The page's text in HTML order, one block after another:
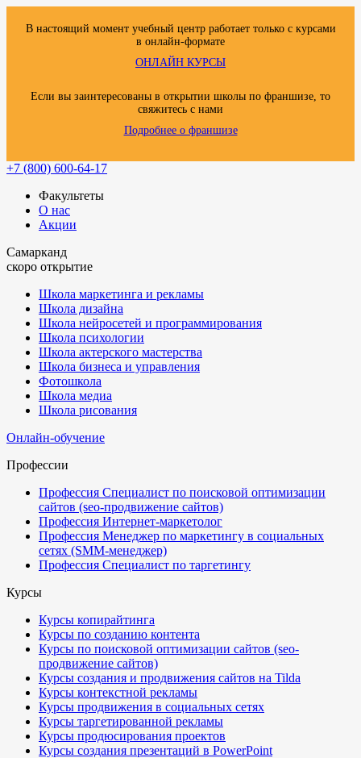
В настоящий момент учебный центр работает только с курсами
в онлайн-формате
ОНЛАЙН КУРСЫ
Если вы заинтересованы в открытии школы по франшизе, то
свяжитесь с нами
Подробнее о франшизе
+7 (800) 600-64-17
Факультеты
О нас
Акции
Самарканд
скоро открытие
Школа маркетинга и рекламы
Школа дизайна
Школа нейросетей и программирования
Школа психологии
Школа актерского мастерства
Школа бизнеса и управления
Фотошкола
Школа медиа
Школа рисования
Онлайн-обучение
Профессии
Профессия Специалист по поисковой оптимизации
сайтов (seo-продвижение сайтов)
Профессия Интернет-маркетолог
Профессия Менеджер по маркетингу в социальных
сетях (SMM-менеджер)
Профессия Специалист по таргетингу
Курсы
Курсы копирайтинга
Курсы по созданию контента
Курсы по поисковой оптимизации сайтов (seo-
продвижение сайтов)
Курсы создания и продвижения сайтов на Tilda
Курсы контекстной рекламы
Курсы продвижения в социальных сетях
Курсы таргетированной рекламы
Курсы продюсирования проектов
Курсы создания презентаций в PowerPoint